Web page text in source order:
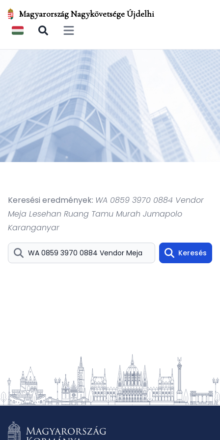
Magyarország Nagykövetsége Újdelhi
Open main menu
Search
Keresés
Keresési eredmények: WA 0859 3970 0884 Vendor
Meja Lesehan Ruang Tamu Murah Jumapolo
Karanganyar